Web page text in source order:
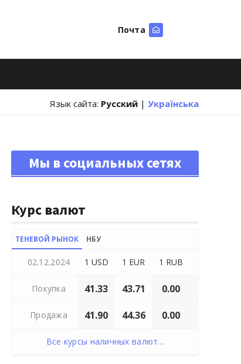
Почта
Язык сайта: Русский | Українська
Мы в социальных сетях
Курс валют
ТЕНЕВОЙ РЫНОК НБУ
02.12.2024 1 USD 1 EUR 1 RUB
Покупка 41.33 43.71 0.00
Продажа 41.90 44.36 0.00
Все курсы наличных валют...